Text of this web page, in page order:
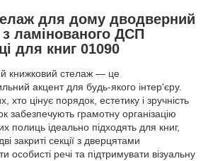
для дому дводверний
з ламінованого ДСП
для книг 01090
книжковий стелаж — це
акцент для будь-якого інтер'єру.
хто цінує порядок, естетику і зручність
забезпечують грамотну організацію
полиць ідеально підходять для книг,
закриті секції з дверцятами
особисті речі та підтримувати візуальну